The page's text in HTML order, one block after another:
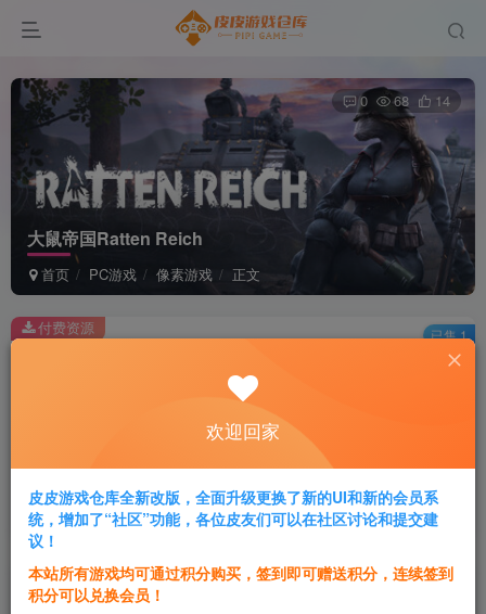
大鼠帝国Ratten Reich
首页 PC游戏 像素游戏 正文
0 68 14
此内容为付费资源，请付费后查看
2积分
黄金会员免费 超级会员免费
登录购买
付费资源 已售 1
群主1号
欢迎回家
皮皮游戏仓库全新改版，全面升级更换了新的UI和新的会员系
统，增加了“社区”功能，各位皮友们可以在社区讨论和提交建
议！
本站所有游戏均可通过积分购买，签到即可赠送积分，连续签到
积分可以兑换会员！